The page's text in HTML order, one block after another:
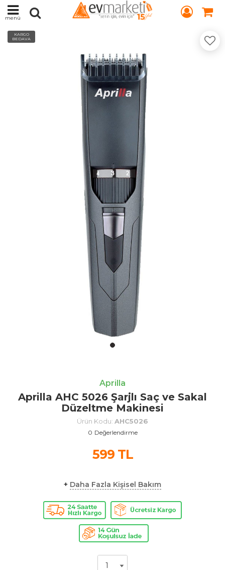
menü
KARGO
BEDAVA
Aprilla
Aprilla AHC 5026 Şarjlı Saç ve Sakal
Düzeltme Makinesi
Ürün Kodu: AHC5026
0 Değerlendirme
599TL
+ Daha Fazla Kişisel Bakım